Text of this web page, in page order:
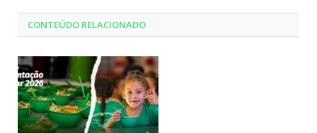
CONTEÚDO RELACIONADO